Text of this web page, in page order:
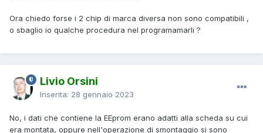
Ora chiedo forse i 2 chip di marca diversa non sono compatibili ,
o sbaglio io qualche procedura nel programamarli ?
Livio Orsini
Inserita: 28 gennaio 2023
No, i dati che contiene la EEprom erano adatti alla scheda su cui
era montata, oppure nell'operazione di smontaggio si sono